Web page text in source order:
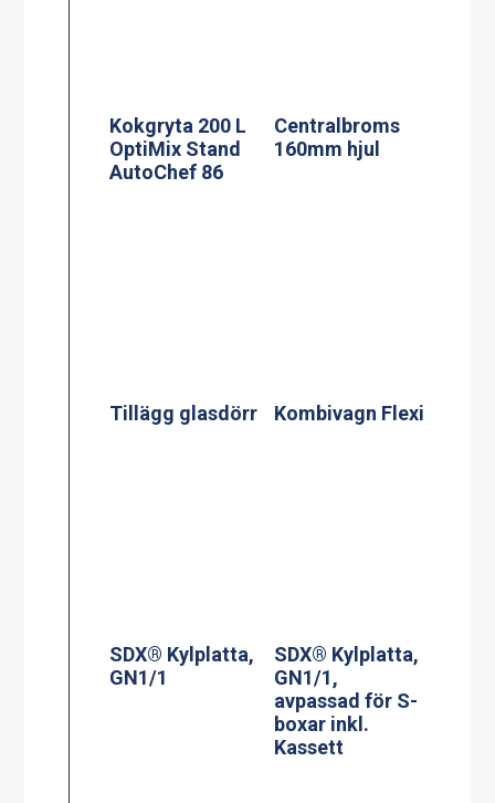
Kokgryta 200 L
OptiMix Stand
AutoChef 86
Centralbroms
160mm hjul
Tillägg glasdörr Kombivagn Flexi
SDX® Kylplatta,
GN1/1
SDX® Kylplatta,
GN1/1,
avpassad för S-
boxar inkl.
Kassett